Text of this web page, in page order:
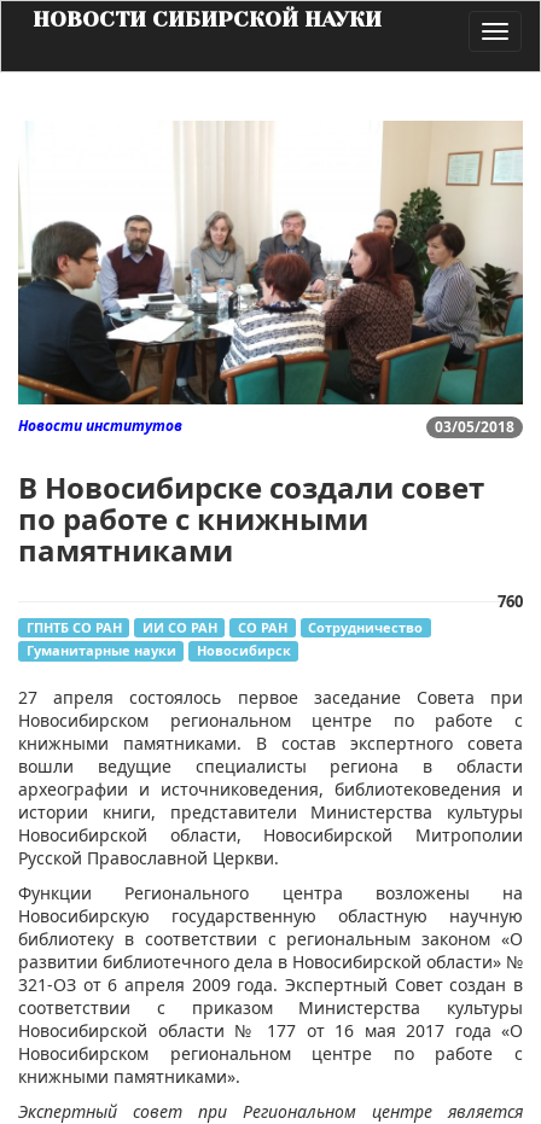
НОВОСТИ СИБИРСКОЙ НАУКИ
03/05/2018
Новости институтов
В Новосибирске создали совет
по работе с книжными
памятниками
760
ГПНТБ СО РАН ИИ СО РАН СО РАН
Сотрудничество
Гуманитарные науки
Новосибирск
​27 апреля состоялось первое заседание Совета при
Новосибирском региональном центре по работе с
книжными памятниками. В состав экспертного совета
вошли ведущие специалисты региона в области
археографии и источниковедения, библиотековедения и
истории книги, представители Министерства культуры
Новосибирской области, Новосибирской Митрополии
Русской Православной Церкви.
Функции Регионального центра возложены на
Новосибирскую государственную областную научную
библиотеку в соответствии с региональным законом «О
развитии библиотечного дела в Новосибирской области» №
321-ОЗ от 6 апреля 2009 года. Экспертный Совет создан в
соответствии с приказом Министерства культуры
Новосибирской области № 177 от 16 мая 2017 года «О
Новосибирском региональном центре по работе с
книжными памятниками».
Экспертный совет при Региональном центре является